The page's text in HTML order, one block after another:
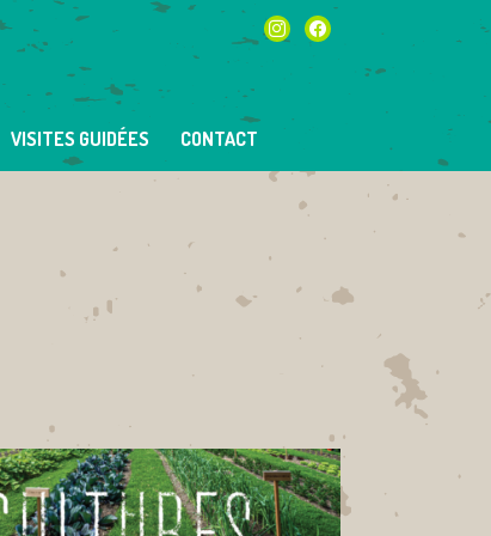
instagramfacebook
VISITES GUIDÉES CONTACT